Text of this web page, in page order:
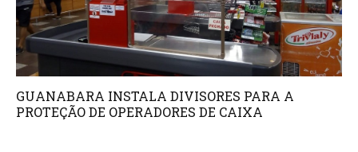
GUANABARA INSTALA DIVISORES PARA A
PROTEÇÃO DE OPERADORES DE CAIXA